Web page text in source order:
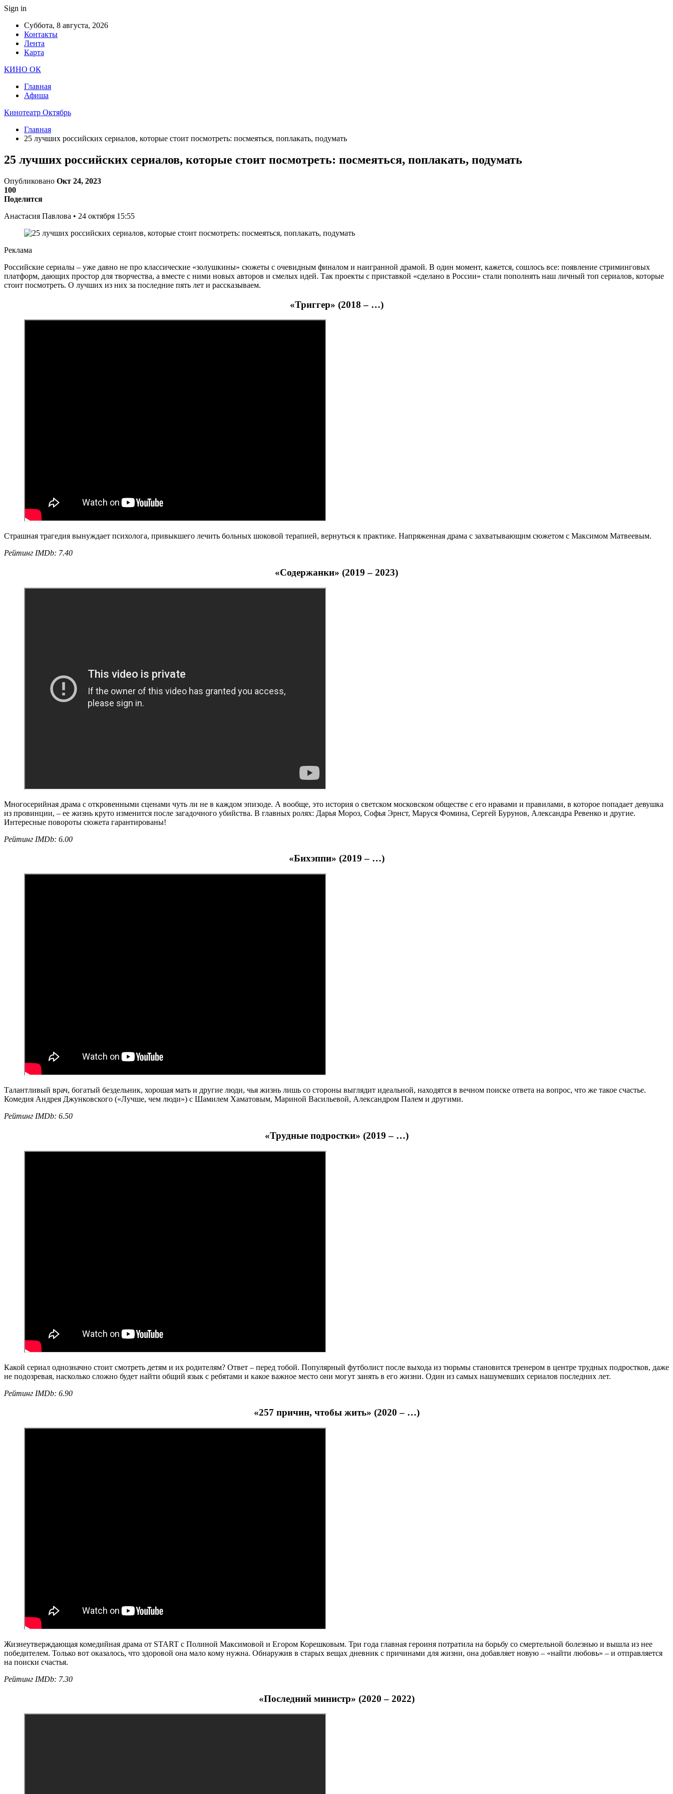
Sign in
Суббота, 8 августа, 2026
Контакты
Лента
Карта
КИНО ОК
Главная
Афиша
Кинотеатр Октябрь
Главная
25 лучших российских сериалов, которые стоит посмотреть: посмеяться, поплакать, подумать
25 лучших российских сериалов, которые стоит посмотреть: посмеяться, поплакать, подумать
Опубликовано Окт 24, 2023
100
Поделится
Анастасия Павлова • 24 октября 15:55
Реклама
Российские сериалы – уже давно не про классические «золушкины» сюжеты с очевидным финалом и наигранной драмой. В один момент, кажется, сошлось все: появление стриминговых
платформ, дающих простор для творчества, а вместе с ними новых авторов и смелых идей. Так проекты с приставкой «сделано в России» стали пополнять наш личный топ сериалов, которые
стоит посмотреть. О лучших из них за последние пять лет и рассказываем.
«Триггер» (2018 – …)
Страшная трагедия вынуждает психолога, привыкшего лечить больных шоковой терапией, вернуться к практике. Напряженная драма с захватывающим сюжетом с Максимом Матвеевым.
Рейтинг IMDb: 7.40
«Содержанки» (2019 – 2023)
Многосерийная драма с откровенными сценами чуть ли не в каждом эпизоде. А вообще, это история о светском московском обществе с его нравами и правилами, в которое попадает девушка
из провинции, – ее жизнь круто изменится после загадочного убийства. В главных ролях: Дарья Мороз, Софья Эрнст, Маруся Фомина, Сергей Бурунов, Александра Ревенко и другие.
Интересные повороты сюжета гарантированы!
Рейтинг IMDb: 6.00
«Бихэппи» (2019 – …)
Талантливый врач, богатый бездельник, хорошая мать и другие люди, чья жизнь лишь со стороны выглядит идеальной, находятся в вечном поиске ответа на вопрос, что же такое счастье.
Комедия Андрея Джунковского («Лучше, чем люди») с Шамилем Хаматовым, Мариной Васильевой, Александром Палем и другими.
Рейтинг IMDb: 6.50
«Трудные подростки» (2019 – …)
Какой сериал однозначно стоит смотреть детям и их родителям? Ответ – перед тобой. Популярный футболист после выхода из тюрьмы становится тренером в центре трудных подростков, даже
не подозревая, насколько сложно будет найти общий язык с ребятами и какое важное место они могут занять в его жизни. Один из самых нашумевших сериалов последних лет.
Рейтинг IMDb: 6.90
«257 причин, чтобы жить» (2020 – …)
Жизнеутверждающая комедийная драма от START с Полиной Максимовой и Егором Корешковым. Три года главная героиня потратила на борьбу со смертельной болезнью и вышла из нее
победителем. Только вот оказалось, что здоровой она мало кому нужна. Обнаружив в старых вещах дневник с причинами для жизни, она добавляет новую – «найти любовь» – и отправляется
на поиски счастья.
Рейтинг IMDb: 7.30
«Последний министр» (2020 – 2022)